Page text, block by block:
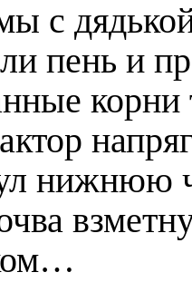
с
пень и
корни
нижнюю